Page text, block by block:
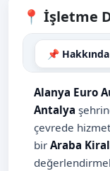
📍 İşletme
📌 Hakkında
Alanya Euro
Antalya
çevrede
bir Araba